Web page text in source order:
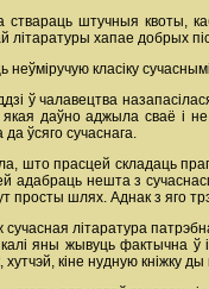
ствараць штучныя квоты,
літаратуры хапае добрых
неўміручую класіку
ў чалавецтва
якая даўно аджыла сваё і
да ўсяго сучаснага.
што прасцей складаць
адабраць нешта з
просты шлях. Аднак з яго
сучасная літаратура
калі яны жывуць фактычна ў
хутчэй, кіне нудную кніжку